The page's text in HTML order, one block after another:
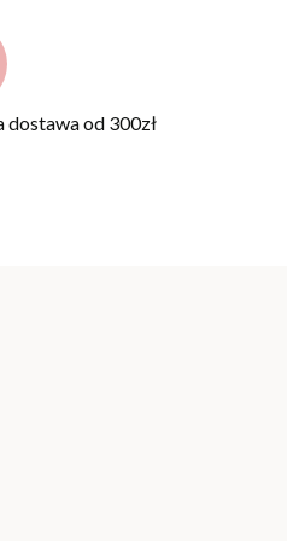
dostawa od 300zł